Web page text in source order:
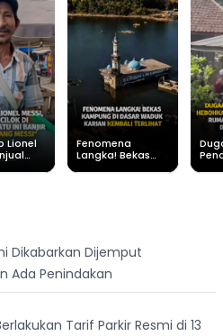
Lionel
Fenomena
Langka! Bekas
Dikabarkan Dijemput
Ada Penindakan
Tarif Parkir Resmi di 13